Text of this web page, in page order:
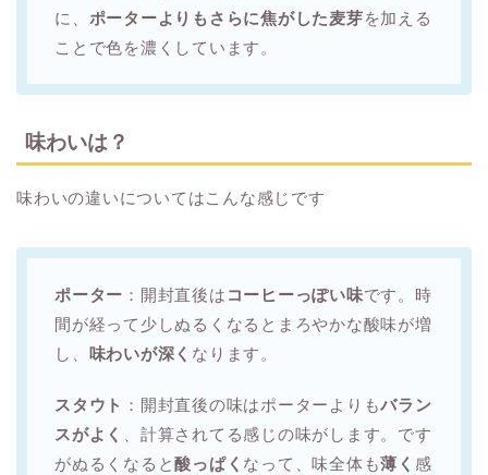
に、 ポーターよりもさらに焦がした麦芽を加える
ことで色を濃くしています。
味わいは？
味わいの違いについてはこんな感じです
ポーター ：開封直後は コーヒーっぽい味です。時
間が経って少しぬるくなるとまろやかな酸味が増
し、 味わいが深く なります。
スタウト ：開封直後の味はポーターよりもバラン
スがよく
、計算されてる感じの味がします。です
がぬるくなると酸っぱく なって、味全体も薄く 感